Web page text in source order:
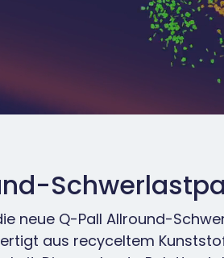
neue Q-Pall Allround-
aus recyceltem